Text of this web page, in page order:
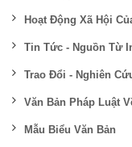
Hoạt Động Xã Hội
Tin Tức - Nguồn Từ
Trao Đổi - Nghiên
Văn Bản Pháp Luật
Mẫu Biểu Văn Bản